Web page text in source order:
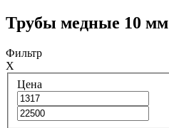
Трубы медные 10 мм
Фильтр
X
Цена